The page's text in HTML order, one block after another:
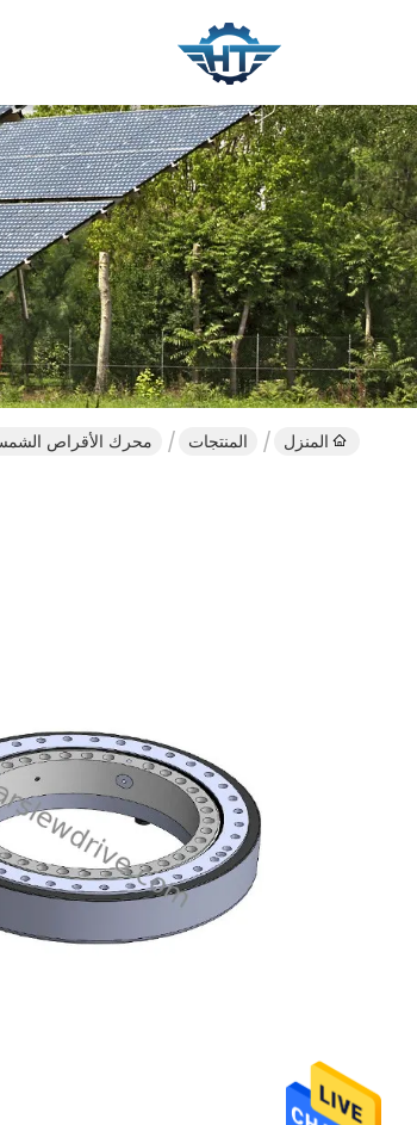
المنزل المنتجات محرك الأقراص